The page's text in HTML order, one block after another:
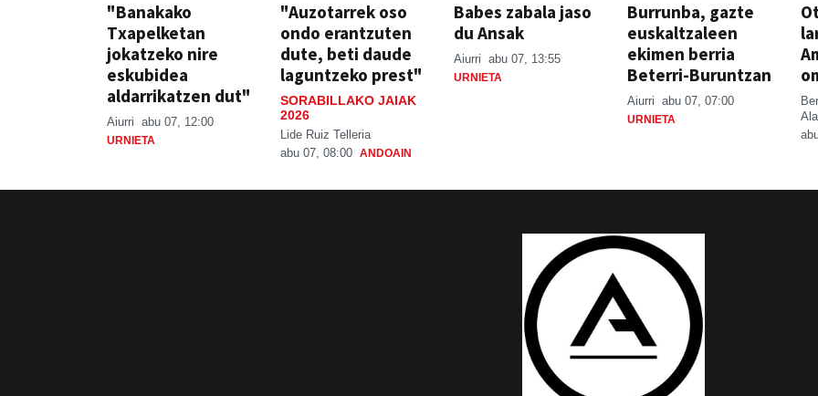
"Banakako
Txapelketan
jokatzeko nire
eskubidea
aldarrikatzen dut"
Aiurri abu 07, 12:00
URNIETA
"Auzotarrek oso
ondo erantzuten
dute, beti daude
laguntzeko prest"
SORABILLAKO JAIAK
2026
Lide Ruiz Telleria
abu 07, 08:00 ANDOAIN
Babes zabala jaso
du Ansak
Aiurri abu 07, 13:55
URNIETA
Burrunba, gazte
euskaltzaleen
ekimen berria
Beterri-Buruntzan
Aiurri abu 07, 07:00
URNIETA